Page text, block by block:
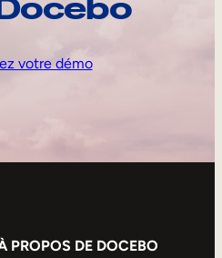
votre démo
PROPOS DE DOCEBO